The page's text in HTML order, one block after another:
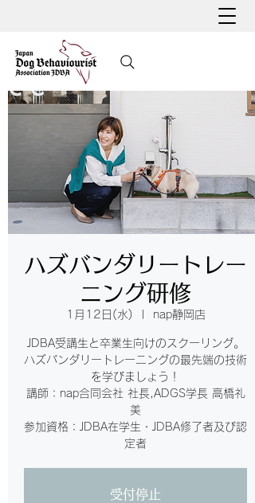
ハズバンダリートレー
ニング研修
1月12日(水) nap静岡店
JDBA受講生と卒業生向けのスクーリング。
ハズバンダリートレーニングの最先端の技術
を学びましょう！
講師：nap合同会社 社長,ADGS学長 高橋礼
美
参加資格：JDBA在学生・JDBA修了者及び認
定者
受付停止